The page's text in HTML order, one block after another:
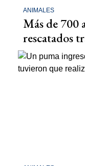
ANIMALES
Más de 700
rescatados